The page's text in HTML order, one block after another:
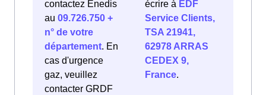
contactez Enedis
au 09.726.750 +
n° de votre
département. En
cas d'urgence
gaz, veuillez
contacter GRDF
écrire à EDF
Service Clients,
TSA 21941,
62978 ARRAS
CEDEX 9,
France.